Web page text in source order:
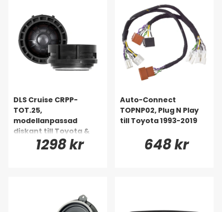
DLS Cruise CRPP-
TOT.25,
modellanpassad
diskant till Toyota &
Lexus m.fl1298 kr
Auto-Connect
TOPNP02, Plug N Play
till Toyota 1993-2019
648 kr